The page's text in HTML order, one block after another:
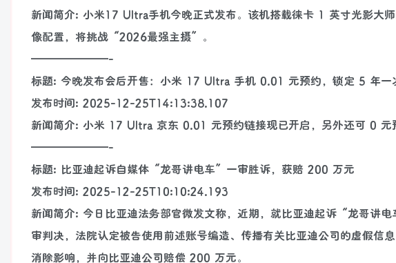
新闻简介: 小米17 Ultra手机今晚正式发布。该机搭载徕卡 1 英寸光影大
像配置，将挑战“2026最强主摄”。
———————-
标题: 今晚发布会后开售：小米 17 Ultra 手机 0.01 元预约，锁定 5 年一
发布时间: 2025-12-25T14:13:38.107
新闻简介: 小米 17 Ultra 京东 0.01 元预约链接现已开启，另外还可 0 元
———————-
标题: 比亚迪起诉自媒体“龙哥讲电车”一审胜诉，获赔 200 万元
发布时间: 2025-12-25T10:10:24.193
新闻简介: 今日比亚迪法务部官微发文称，近期，就比亚迪起诉“龙哥讲
审判决，法院认定被告使用前述账号编造、传播有关比亚迪公司的虚假信
消除影响，并向比亚迪公司赔偿 200 万元。